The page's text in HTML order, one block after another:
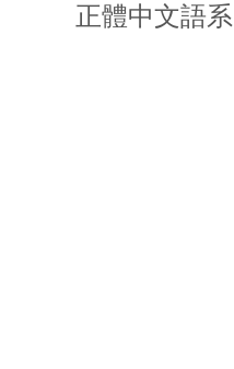
正體中文語